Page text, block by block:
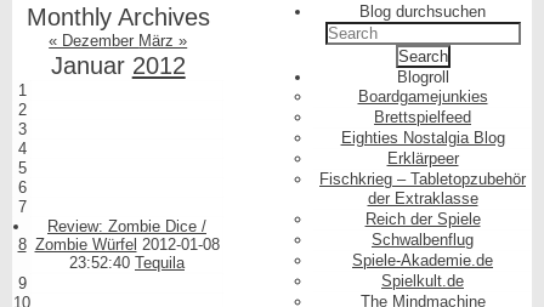
Monthly Archives
« Dezember März »
Januar 2012
1
2
3
4
5
6
7
8
Review: Zombie Dice /
Zombie Würfel 2012-01-08
23:52:40 Tequila
9
10
Blog durchsuchen
Search
for:
Blogroll
Boardgamejunkies
Brettspielfeed
Eighties Nostalgia Blog
Erklärpeer
Fischkrieg – Tabletopzubehör
der Extraklasse
Reich der Spiele
Schwalbenflug
Spiele-Akademie.de
Spielkult.de
The Mindmachine